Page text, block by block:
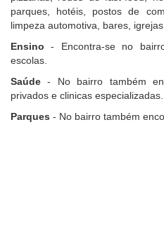
parques, hotéis, postos de
limpeza automotiva, bares,
Ensino - Encontra-se no
escolas.
Saúde - No bairro também
privados e clinicas especializadas.
Parques - No bairro também